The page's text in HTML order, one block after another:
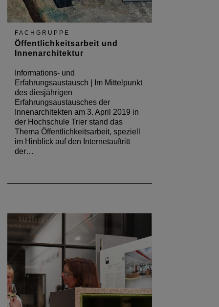
FACHGRUPPE
Öffentlichkeitsarbeit und
Innenarchitektur
Informations- und
Erfahrungsaustausch | Im Mittelpunkt
des diesjährigen
Erfahrungsaustausches der
Innenarchitekten am 3. April 2019 in
der Hochschule Trier stand das
Thema Öffentlichkeitsarbeit, speziell
im Hinblick auf den Internetauftritt
der…